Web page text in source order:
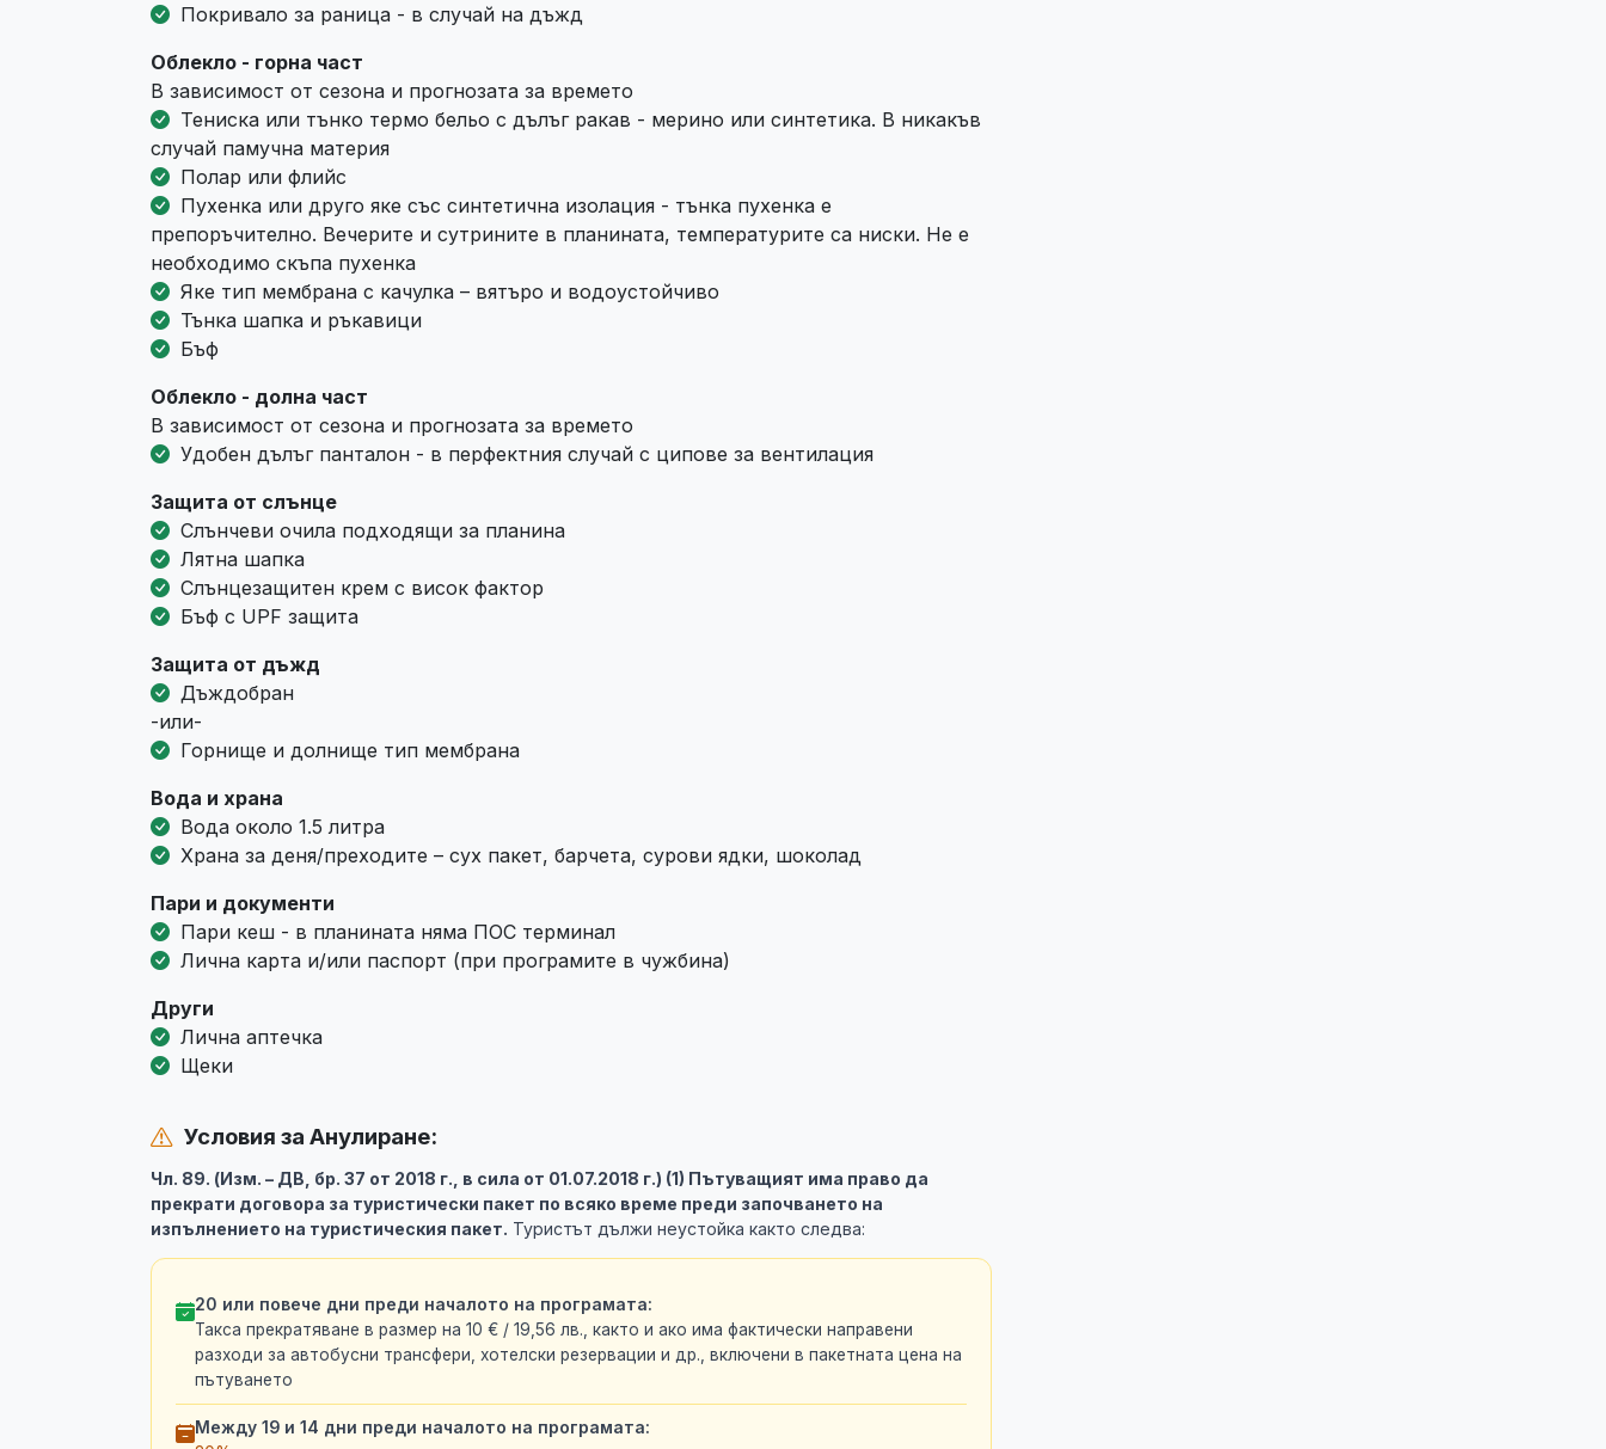
Покривало за раница - в случай на дъжд
Облекло - горна част
В зависимост от сезона и прогнозата за времето
Тениска или тънко термо бельо с дълъг ракав - мерино или синтетика. В никакъв
случай памучна материя
Полар или флийс
Пухенка или друго яке със синтетична изолация - тънка пухенка е
препоръчително. Вечерите и сутрините в планината, температурите са ниски. Не е
необходимо скъпа пухенка
Яке тип мембрана с качулка – вятъро и водоустойчиво
Тънка шапка и ръкавици
Бъф
Облекло - долна част
В зависимост от сезона и прогнозата за времето
Удобен дълъг панталон - в перфектния случай с ципове за вентилация
Защита от слънце
Слънчеви очила подходящи за планина
Лятна шапка
Слънцезащитен крем с висок фактор
Бъф с UPF защита
Защита от дъжд
Дъждобран
-или-
Горнище и долнище тип мембрана
Вода и храна
Вода около 1.5 литра
Храна за деня/преходите – сух пакет, барчета, сурови ядки, шоколад
Пари и документи
Пари кеш - в планината няма ПОС терминал
Лична карта и/или паспорт (при програмите в чужбина)
Други
Лична аптечка
Щеки
Условия за Анулиране:
Чл. 89. (Изм. – ДВ, бр. 37 от 2018 г., в сила от 01.07.2018 г.) (1) Пътуващият има право да
прекрати договора за туристически пакет по всяко време преди започването на
изпълнението на туристическия пакет. Туристът дължи неустойка както следва:
20 или повече дни преди началото на програмата:
Такса прекратяване в размер на 10 € / 19,56 лв., както и ако има фактически направени
разходи за автобусни трансфери, хотелски резервации и др., включени в пакетната цена на
пътуването
Между 19 и 14 дни преди началото на програмата: